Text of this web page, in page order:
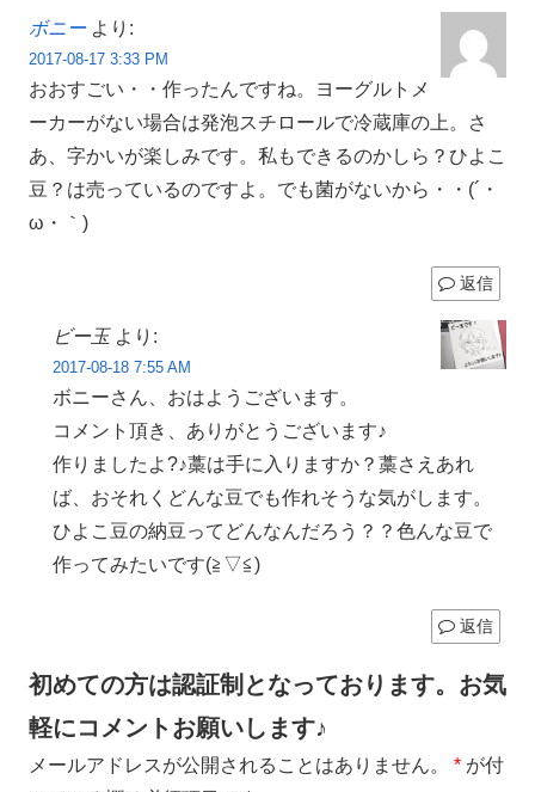
ボニー より:
2017-08-17 3:33 PM
おおすごい・・作ったんですね。ヨーグルトメ
ーカーがない場合は発泡スチロールで冷蔵庫の上。さ
あ、字かいが楽しみです。私もできるのかしら？ひよこ
豆？は売っているのですよ。でも菌がないから・・(´・
ω・｀)
返信
ビー玉 より:
2017-08-18 7:55 AM
ボニーさん、おはようございます。
コメント頂き、ありがとうございます♪
作りましたよ?♪藁は手に入りますか？藁さえあれ
ば、おそれくどんな豆でも作れそうな気がします。
ひよこ豆の納豆ってどんなんだろう？？色んな豆で
作ってみたいです(≧▽≦)
返信
初めての方は認証制となっております。お気
軽にコメントお願いします♪
メールアドレスが公開されることはありません。 * が付